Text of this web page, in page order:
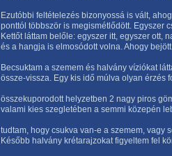
Ezutóbbi feltételezés bizonyossá is vált,
ponttól többször is megismétlődött. Egyszer
Kettőt láttam belőle: egyszer itt, egyszer ott,
és a hangja is elmosódott volna. Ahogy
Becsuktam a szemem és halvány víziókat
össze-vissza. Egy kis idő múlva olyan érzés
összekuporodott helyzetben 2 nagy piros
valami kies szegletében a semmi közepén
tudtam, hogy csukva van-e a szemem, vagy
Később halvány krétarajzokat figyeltem fel